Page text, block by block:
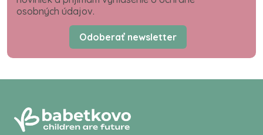
osobných údajov.
Odoberať newsletter